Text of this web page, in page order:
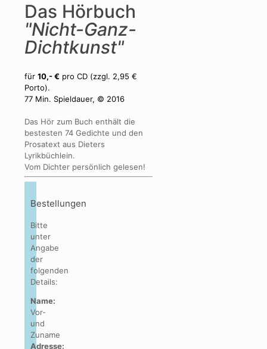
Das Hörbuch
"Nicht-Ganz-
Dichtkunst"
für 10,- € pro CD (zzgl. 2,95 €
Porto).
77 Min. Spieldauer, © 2016
Das Hör zum Buch enthält die
bestesten 74 Gedichte und den
Prosatext aus Dieters
Lyrikbüchlein.
Vom Dichter persönlich gelesen!
Bestellungen
Bitte
unter
Angabe
der
folgenden
Details:
Name:
Vor-
und
Zuname
Adresse: